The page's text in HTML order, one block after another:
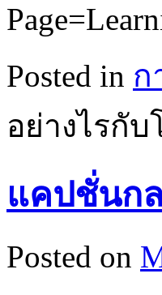
Posted in ก
อย่างไรกั
แคปชั่นก
Posted on